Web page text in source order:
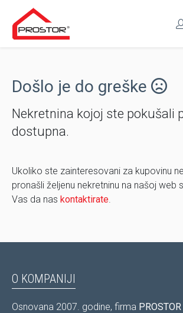
Došlo je do greške
Nekretnina kojoj ste pokušali
dostupna.
Ukoliko ste zainteresovani za kupovinu
pronašli željenu nekretninu na našoj web
Vas da nas kontaktirate.
O KOMPANIJI
Osnovana 2007. godine, firma